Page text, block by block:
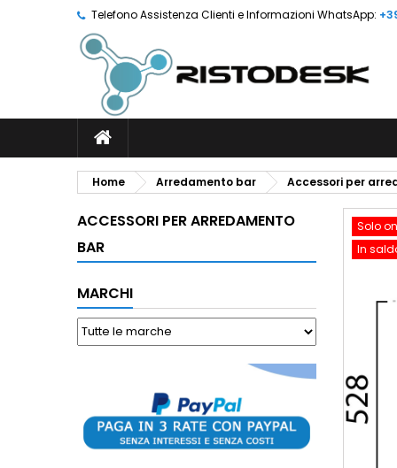
Telefono Assistenza Clienti e Informazioni WhatsApp:
Home Arredamento bar Accessori per
ACCESSORI PER ARREDAMENTO
BAR
MARCHI
Solo
In